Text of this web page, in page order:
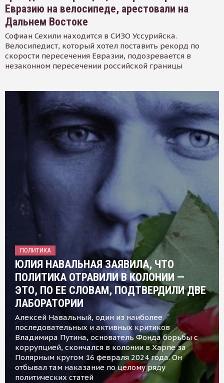
Евразию на велосипеде, арестовали на
Дальнем Востоке
Софиан Сехили находится в СИЗО Уссурийска.
Велосипедист, который хотел поставить рекорд по
скорости пересечения Евразии, подозревается в
незаконном пересечении российской границы
ПОЛИТИКА
ЮЛИЯ НАВАЛЬНАЯ ЗАЯВИЛА, ЧТО
ПОЛИТИКА ОТРАВИЛИ В КОЛОНИИ —
ЭТО, ПО ЕЕ СЛОВАМ, ПОДТВЕРДИЛИ ДВЕ
ЛАБОРАТОРИИ
Алексей Навальный, один из наиболее
последовательных и активных критиков
Владимира Путина, основатель Фонда борьбы с
коррупцией, скончался в колонии в Харпе за
Полярным кругом 16 февраля 2024 года. Он
отбывал там наказание по целому ряду
политических статей